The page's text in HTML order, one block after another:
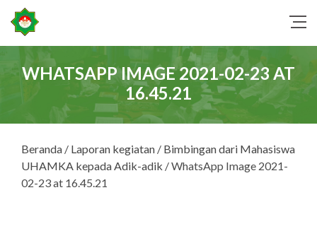
WHATSAPP IMAGE 2021-02-23 AT
16.45.21
Beranda / Laporan kegiatan / Bimbingan dari Mahasiswa
UHAMKA kepada Adik-adik / WhatsApp Image 2021-
02-23 at 16.45.21